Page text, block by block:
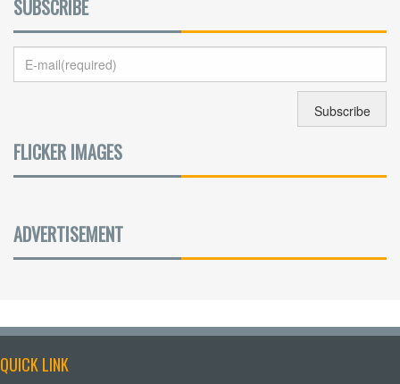
SUBSCRIBE
FLICKER IMAGES
ADVERTISEMENT
QUICK LINK